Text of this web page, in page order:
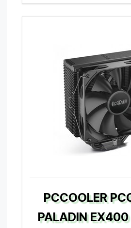
PCCOOLER
PALADIN